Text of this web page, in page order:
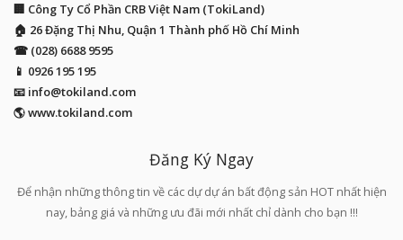
🏢 Công Ty Cổ Phần CRB Việt Nam (TokiLand)
🏠 26 Đặng Thị Nhu, Quận 1 Thành phố Hồ Chí Minh
☎ (028) 6688 9595
📱 0926 195 195
📧 info@tokiland.com
🌎 www.tokiland.com
Đăng Ký Ngay
Để nhận những thông tin về các dự dự án bất động sản HOT nhất hiện
nay, bảng giá và những ưu đãi mới nhất chỉ dành cho bạn !!!